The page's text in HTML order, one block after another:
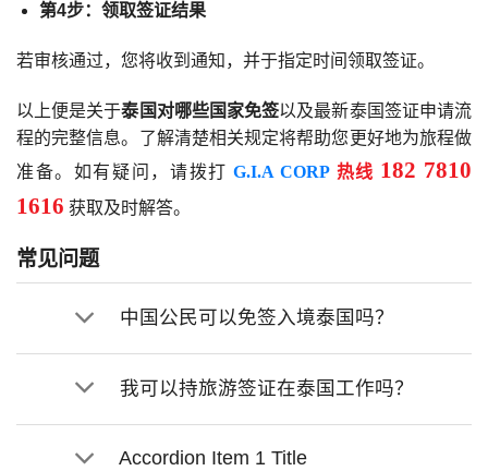
第4步：领取签证结果
若审核通过，您将收到通知，并于指定时间领取签证。
以上便是关于泰国对哪些国家免签以及最新泰国签证申请流
程的完整信息。了解清楚相关规定将帮助您更好地为旅程做
准备。如有疑问，请拨打G.I.A CORP 热线 182 7810
1616 获取及时解答。
常见问题
中国公民可以免签入境泰国吗？
我可以持旅游签证在泰国工作吗？
Accordion Item 1 Title